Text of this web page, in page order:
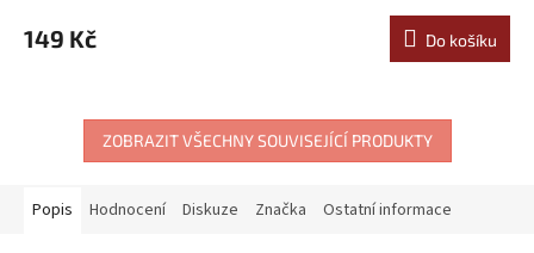
149 Kč Do košíku
ZOBRAZIT VŠECHNY SOUVISEJÍCÍ PRODUKTY
Popis Hodnocení Diskuze Značka Ostatní informace